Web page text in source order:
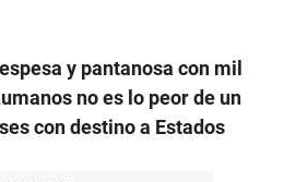
y pantanosa con mil
no es lo peor de un
con destino a Estados